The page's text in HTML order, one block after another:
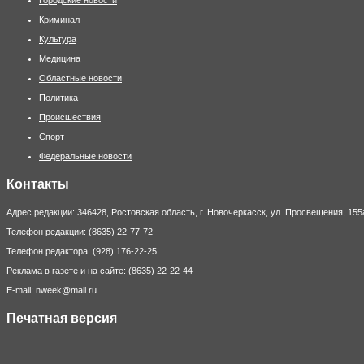
Криминал
Культура
Медицина
Областные новости
Политика
Происшествия
Спорт
Федеральные новости
Контакты
Адрес редакции: 346428, Ростовская область, г. Новочеркасск, ул. Просвещения,
Телефон редакции: (8635) 22-77-72
Телефон редактора: (928) 176-22-25
Реклама в газете и на сайте: (8635) 22-22-44
E-mail: nweek@mail.ru
Печатная версия